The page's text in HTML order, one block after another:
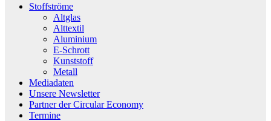
Stoffströme
Altglas
Alttextil
Aluminium
E-Schrott
Kunststoff
Metall
Mediadaten
Unsere Newsletter
Partner der Circular Economy
Termine